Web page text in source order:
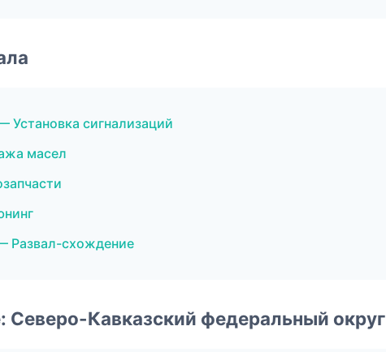
сигнализаций
масел
Развал-схождение
Северо-Кавказский федеральный округ